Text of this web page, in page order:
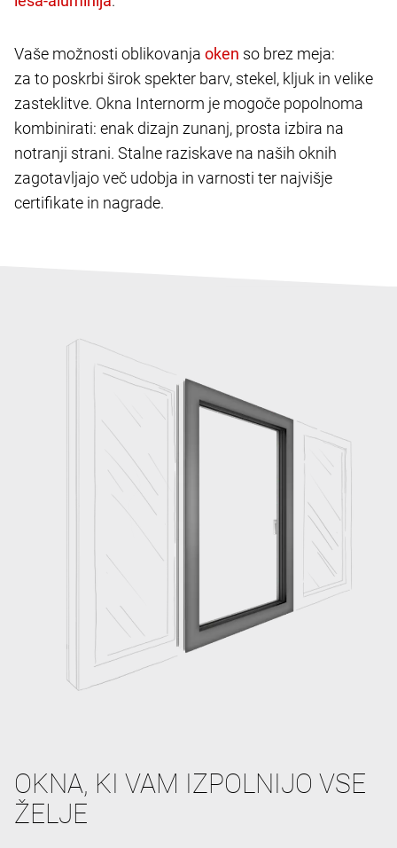
Vaše možnosti oblikovanja
so brez meja:
za to poskrbi širok spekter barv, stekel, kljuk in velike
zasteklitve. Okna Internorm je mogoče popolnoma
kombinirati: enak dizajn zunanj, prosta izbira na
notranji strani. Stalne raziskave na naših oknih
zagotavljajo več udobja in varnosti ter najvišje
certifikate in nagrade.
OKNA, KI VAM IZPOLNIJO VSE
ŽELJE